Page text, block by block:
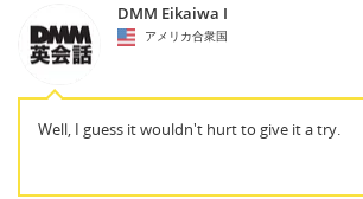
DMM Eikaiwa I
アメリカ合衆国
Well, I guess it wouldn't hurt to give it a try.